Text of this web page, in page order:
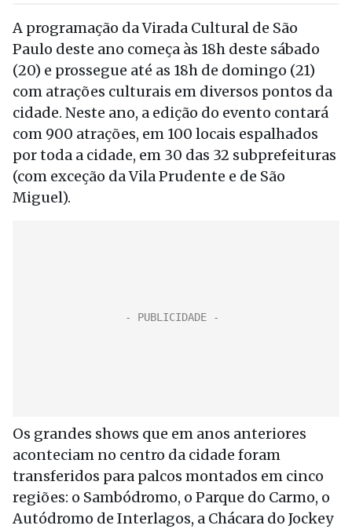
A programação da Virada Cultural de São
Paulo deste ano começa às 18h deste sábado
(20) e prossegue até as 18h de domingo (21)
com atrações culturais em diversos pontos da
cidade. Neste ano, a edição do evento contará
com 900 atrações, em 100 locais espalhados
por toda a cidade, em 30 das 32 subprefeituras
(com exceção da Vila Prudente e de São
Miguel).
Os grandes shows que em anos anteriores
aconteciam no centro da cidade foram
transferidos para palcos montados em cinco
regiões: o Sambódromo, o Parque do Carmo, o
Autódromo de Interlagos, a Chácara do Jockey